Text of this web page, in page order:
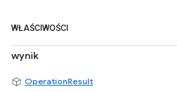
WŁAŚCIWOŚCI
wynik
OperationResult